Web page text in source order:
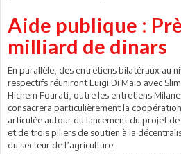
Aide publique :
milliard de dinars
En parallèle, des entretiens bilatéraux au
respectifs réuniront Luigi Di Maio avec
Hichem Fourati, outre les entretiens
consacrera particulièrement la
articulée autour du lancement du projet
et de trois piliers de soutien à la
du secteur de l’agriculture.